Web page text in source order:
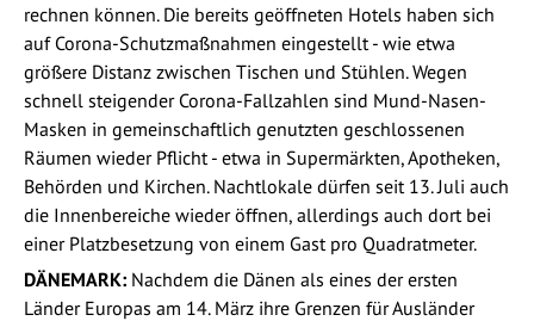
rechnen können. Die bereits geöffneten Hotels haben sich
auf Corona-Schutzmaßnahmen eingestellt - wie etwa
größere Distanz zwischen Tischen und Stühlen. Wegen
schnell steigender Corona-Fallzahlen sind Mund-Nasen-
Masken in gemeinschaftlich genutzten geschlossenen
Räumen wieder Pflicht - etwa in Supermärkten, Apotheken,
Behörden und Kirchen. Nachtlokale dürfen seit 13. Juli auch
die Innenbereiche wieder öffnen, allerdings auch dort bei
einer Platzbesetzung von einem Gast pro Quadratmeter.
DÄNEMARK: Nachdem die Dänen als eines der ersten
Länder Europas am 14. März ihre Grenzen für Ausländer